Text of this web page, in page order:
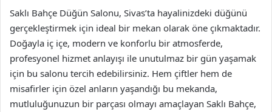
Saklı Bahçe Düğün Salonu, Sivas’ta hayalinizdeki düğünü
gerçekleştirmek için ideal bir mekan olarak öne çıkmaktadır.
Doğayla iç içe, modern ve konforlu bir atmosferde,
profesyonel hizmet anlayışı ile unutulmaz bir gün yaşamak
için bu salonu tercih edebilirsiniz. Hem çiftler hem de
misafirler için özel anların yaşandığı bu mekanda,
mutluluğunuzun bir parçası olmayı amaçlayan Saklı Bahçe,